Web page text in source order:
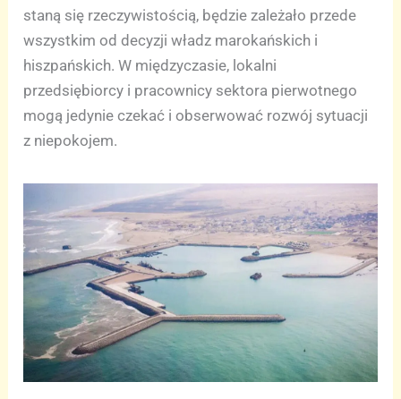
staną się rzeczywistością, będzie zależało przede
wszystkim od decyzji władz marokańskich i
hiszpańskich. W międzyczasie, lokalni
przedsiębiorcy i pracownicy sektora pierwotnego
mogą jedynie czekać i obserwować rozwój sytuacji
z niepokojem.